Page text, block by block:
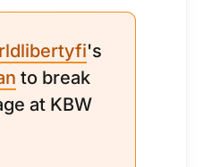
's
to break
at KBW